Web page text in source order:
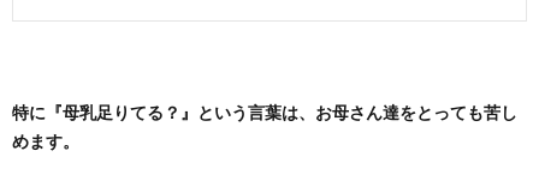
特に『母乳足りてる？』という言葉は、お母さん達をとっても苦し
めます。